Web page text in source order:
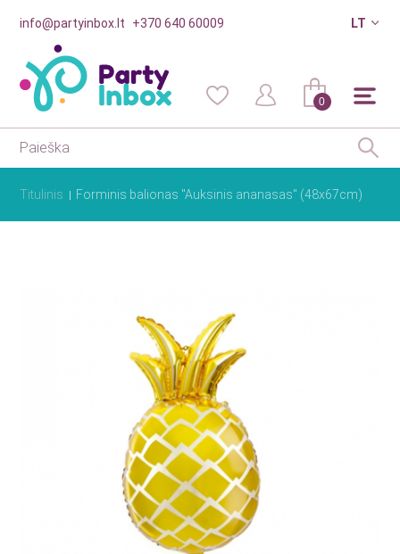
info@partyinbox.lt +370 640 60009 LT
0
Titulinis Forminis balionas "Auksinis ananasas" (48x67cm)